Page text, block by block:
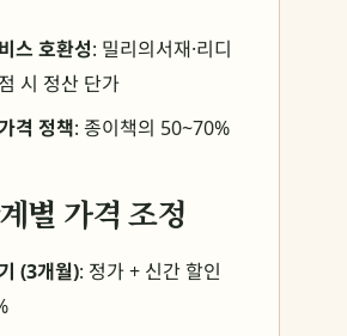
스 호환성: 밀리의서재·리디
시 정산 단가
격 정책: 종이책의 50~70%
별 가격 조정
(3개월): 정가 + 신간 할인